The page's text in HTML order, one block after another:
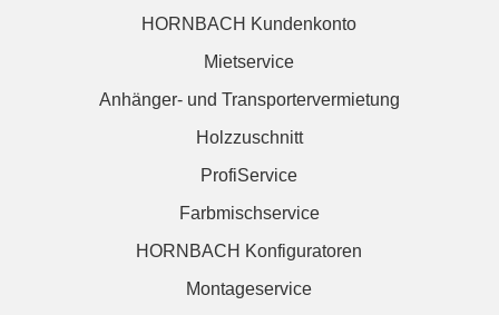
HORNBACH Kundenkonto
Mietservice
Anhänger- und Transportervermietung
Holzzuschnitt
ProfiService
Farbmischservice
HORNBACH Konfiguratoren
Montageservice